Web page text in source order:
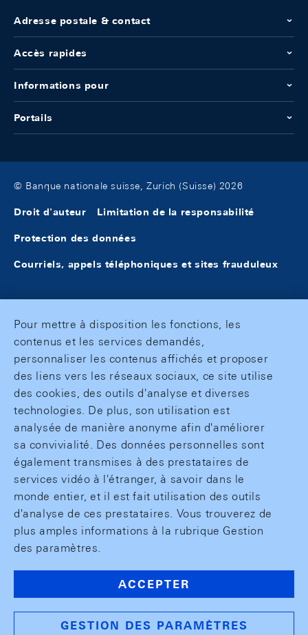
Adresse postale & contact
Accès rapides
Informations pour
Portails
© Banque nationale suisse, Zurich (Suisse) 2026
Droit d'auteur Limitation de la responsabilité
Protection des données
Courriels, appels téléphoniques et sites frauduleux
Pour mettre à disposition les fonctions, les
contenus et les services demandés,
personnaliser les contenus affichés et proposer
des liens vers les réseaux sociaux, ce site utilise
des cookies, des outils d'analyse et diverses
technologies. De plus, son utilisation est
analysée de manière anonyme afin d'améliorer
sa convivialité. Des données personnelles sont
également transmises à des prestataires de
services vidéo à l'étranger, à savoir dans le
monde entier, et il est fait utilisation des outils
d'analyse de ces prestataires. Vous trouverez de
plus amples informations à la rubrique Gestion
des paramètres.
ACCEPTER
GESTION DES PARAMÈTRES